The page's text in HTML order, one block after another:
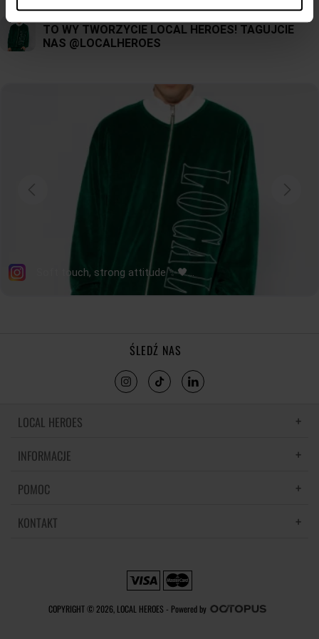
skarpetki frotte w wersji damskiej, bardzo stylowo prezentują się również w
zestawieniu zkrótką spódniczką,sukienką
mikołajkowych prezentów. Jeżeli szukasz skarpet na prezent postaw na stylowe,
modne skarpetki dobrej jakości, takie, jakie znajdziesz w ofercie Local Heroes!
ŚLEDŹ NAS
LOCAL HEROES
LH MEMORIES
INFORMACJE
POLITYKA PRYWATNOŚCI
REGULAMINY PROMOCJI
POMOC
CZĘSTE PYTANIA
KONTAKT
COPYRIGHT © 2026, LOCAL HEROES - Powered by